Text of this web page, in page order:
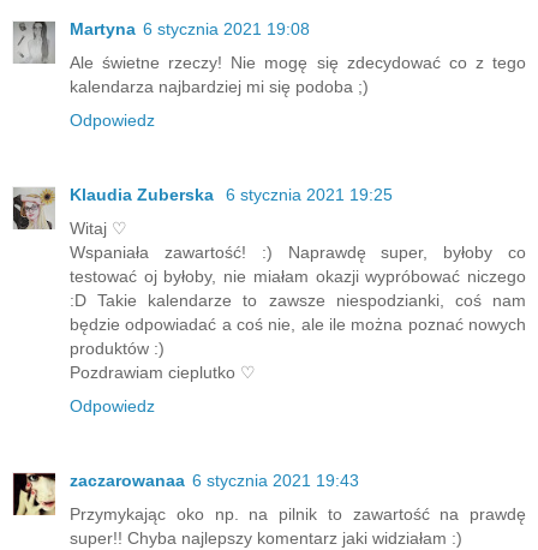
Martyna 6 stycznia 2021 19:08
Ale świetne rzeczy! Nie mogę się zdecydować co z tego
kalendarza najbardziej mi się podoba ;)
Odpowiedz
Klaudia Zuberska
6 stycznia 2021 19:25
Witaj ♡
Wspaniała zawartość! :) Naprawdę super, byłoby co
testować oj byłoby, nie miałam okazji wypróbować niczego
:D Takie kalendarze to zawsze niespodzianki, coś nam
będzie odpowiadać a coś nie, ale ile można poznać nowych
produktów :)
Pozdrawiam cieplutko ♡
Odpowiedz
zaczarowanaa 6 stycznia 2021 19:43
Przymykając oko np. na pilnik to zawartość na prawdę
super!! Chyba najlepszy komentarz jaki widziałam :)